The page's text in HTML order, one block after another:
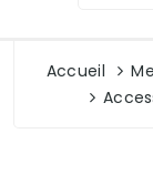
Accueil